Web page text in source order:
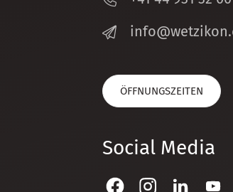
nf
w tz k n
ÖFFNUNGSZEITEN
Social Media